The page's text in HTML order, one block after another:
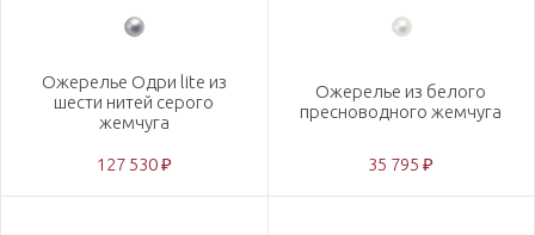
Ожерелье Одри lite из
шести нитей серого
жемчуга
127 530 ₽
Ожерелье из белого
пресноводного жемчуга
35 795 ₽